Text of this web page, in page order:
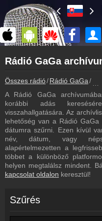
myonlineradio.hu
Rádió GaGa
Vissza a Rádió GaGa oldalára
Bejelentkezés
Hozz létre saját fiókot!
Most szól
Tudd meg mi szólt eddig
Frekvenciák
Rádió GaGa frekvencia
Műsorújság
Hírek
Rádió GaGa kapcsolatos hírek
Összes rádió Rádió GaGa
A Rádió GaGa
korábbi adás
visszahallgatására. Az
lehetőség van a Rádió
dátumra szűrni. Ezen kívül
név, dátum, vagy
alapértelmezetten a
többet a különböző
helyen megtalálsz mindent.
kapcsolat oldalon keresztül!
Szűrés